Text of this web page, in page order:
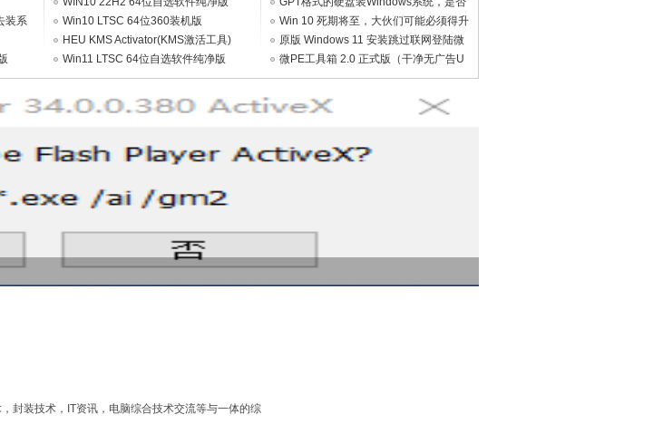
装系
V2026.07
Win10 LTSC 64位360装机版
V2026.06（集成WpsOffice2023）
HEU KMS Activator(KMS激活工具)
v64.0.0
Win11 LTSC 64位自选软件纯净版
V2026.06
必须创建ESP/MSR分区？
Win 10 死期将至，大伙们可能必须得升
级 Win 11 了。。。
原版 Windows 11 安装跳过联网登陆微
软账户安装方法
微PE工具箱 2.0 正式版（干净无广告U
盘PE）
封装技术，IT资讯，电脑综合技术交流等与一体的综